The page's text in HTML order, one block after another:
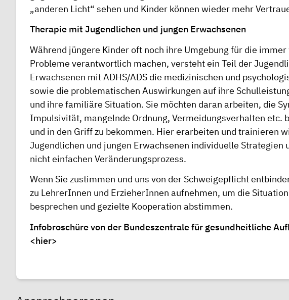
„anderen Licht“ sehen und Kinder können wieder mehr
Therapie mit Jugendlichen und jungen Erwachsenen
Während jüngere Kinder oft noch ihre Umgebung für die
Probleme verantwortlich machen, versteht ein Teil der
Erwachsenen mit ADHS/ADS die medizinischen und
sowie die problematischen Auswirkungen auf ihre
und ihre familiäre Situation. Sie möchten daran arbeiten, die
Impulsivität, mangelnde Ordnung, Vermeidungsverhalten etc.
und in den Griff zu bekommen. Hier erarbeiten und trainieren
Jugendlichen und jungen Erwachsenen individuelle Strategien
nicht einfachen Veränderungsprozess.
Wenn Sie zustimmen und uns von der Schweigepflicht
zu LehrerInnen und ErzieherInnen aufnehmen, um die
besprechen und gezielte Kooperation abstimmen.
Infobroschüre von der Bundeszentrale für gesundheitliche
<hier>